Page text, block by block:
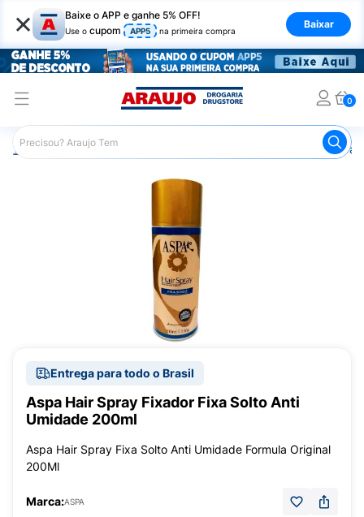
× Baixe o APP e ganhe 5% OFF!
Use o cupom APP5 na primeira compra
Baixar
0
Araujo Cabelo Aspa
Entrega para todo o Brasil
Aspa Hair Spray Fixador Fixa Solto Anti
Umidade 200ml
Aspa Hair Spray Fixa Solto Anti Umidade Formula Original
200Ml
Marca:ASPA